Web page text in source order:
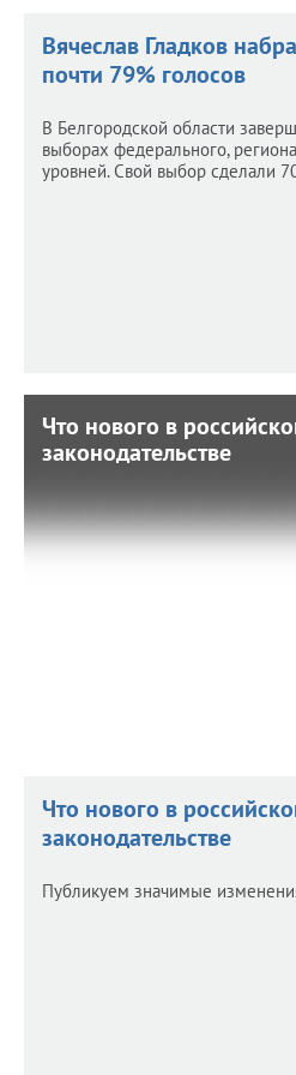
Вячеслав Гладков
почти 79% голосов
В Белгородской области
выборах федерального,
уровней. Свой выбор сделали
Что нового в
законодательстве
Что
Что нового в
законодательстве
Публикуем значимые